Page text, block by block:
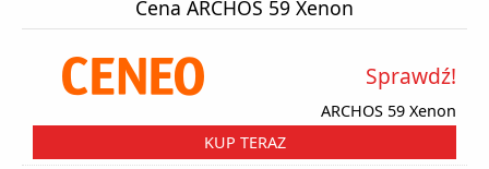
Cena ARCHOS 59 Xenon
ARCHOS 59 Xenon
Sprawdź!
KUP TERAZ